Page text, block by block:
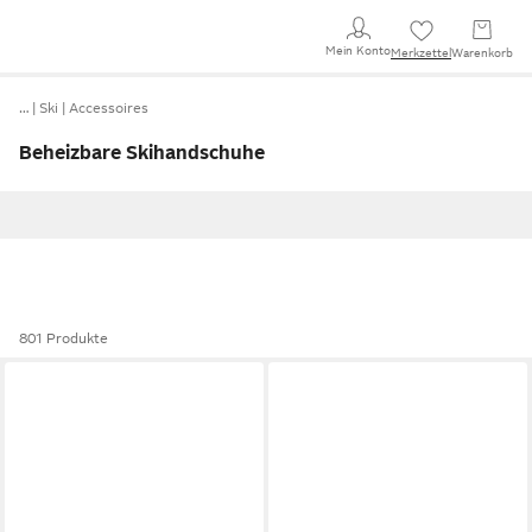
Mein KontoMerkzettel Warenkorb
… Ski Accessoires
Beheizbare Skihandschuhe
801 Produkte